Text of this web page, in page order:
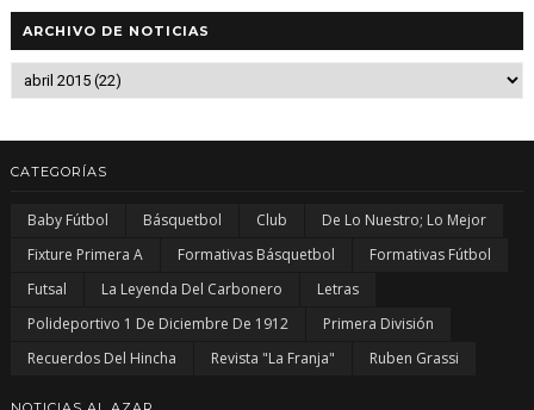
ARCHIVO DE NOTICIAS
CATEGORÍAS
Baby Fútbol Básquetbol Club
De Lo Nuestro; Lo Mejor
Fixture Primera A
Formativas Básquetbol
Formativas Fútbol
Futsal
La Leyenda Del Carbonero
Letras
Polideportivo 1 De Diciembre De 1912
Primera División
Recuerdos Del Hincha
Revista "La Franja" Ruben Grassi